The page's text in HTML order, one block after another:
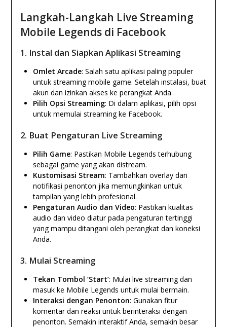
Langkah-Langkah Live Streaming
Mobile Legends di Facebook
1. Instal dan Siapkan Aplikasi Streaming
Omlet Arcade: Salah satu aplikasi paling populer
untuk streaming mobile game. Setelah instalasi, buat
akun dan izinkan akses ke perangkat Anda.
Pilih Opsi Streaming: Di dalam aplikasi, pilih opsi
untuk memulai streaming ke Facebook.
2. Buat Pengaturan Live Streaming
Pilih Game: Pastikan Mobile Legends terhubung
sebagai game yang akan distream.
Kustomisasi Stream: Tambahkan overlay dan
notifikasi penonton jika memungkinkan untuk
tampilan yang lebih profesional.
Pengaturan Audio dan Video: Pastikan kualitas
audio dan video diatur pada pengaturan tertinggi
yang mampu ditangani oleh perangkat dan koneksi
Anda.
3. Mulai Streaming
Tekan Tombol ‘Start’: Mulai live streaming dan
masuk ke Mobile Legends untuk mulai bermain.
Interaksi dengan Penonton: Gunakan fitur
komentar dan reaksi untuk berinteraksi dengan
penonton. Semakin interaktif Anda, semakin besar